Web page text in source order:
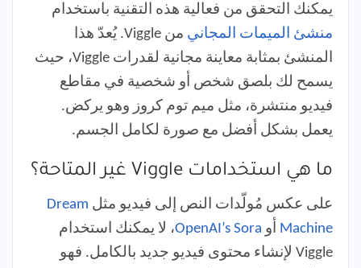
يمكنك التحقق من فعالية هذه التقنية باستخدام
منشئ الميمات المجاني
من Viggle. يُعدّ هذا
المنشئ بمثابة معاينة مجانية لقدرات Viggle، حيث
يسمح لك بلصق شخص أو شخصية في مقاطع
فيديو منتشرة، مثل ميم توم كروز وهو يركض.
يعمل بشكل أفضل مع صورة لكامل الجسم.
ما هي استخدامات Viggle غير المتاحة؟
على عكس مُولّدات النص إلى فيديو مثل Dream
Machine
أو OpenAI’s Sora، لا يمكنك استخدام
Viggle لإنشاء محتوى فيديو جديد بالكامل. فهو